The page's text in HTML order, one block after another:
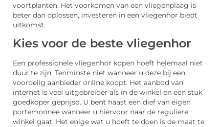
voortplanten. Het voorkomen van een vliegenplaag is
beter dan oplossen, investeren in een vliegenhor biedt
uitkomst.
Kies voor de beste vliegenhor
Een professionele vliegenhor kopen hoeft helemaal niet
duur te zijn. Tenminste niet wanneer u deze bij een
voordelig aanbieder online koopt. Het aanbod van
internet is veel uitgebreider als in de winkel en een stuk
goedkoper geprijsd. U bent haast een dief van eigen
portemonnee wanneer u hiervoor naar de reguliere
winkel gaat. Het enige wat u hoeft te doen is de maat te